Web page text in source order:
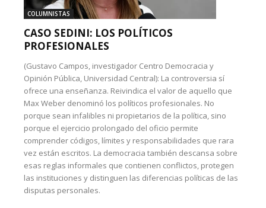
COLUMNISTAS
CASO SEDINI: LOS POLÍTICOS
PROFESIONALES
(Gustavo Campos, investigador Centro Democracia y
Opinión Pública, Universidad Central): La controversia sí
ofrece una enseñanza. Reivindica el valor de aquello que
Max Weber denominó los políticos profesionales. No
porque sean infalibles ni propietarios de la política, sino
porque el ejercicio prolongado del oficio permite
comprender códigos, límites y responsabilidades que rara
vez están escritos. La democracia también descansa sobre
esas reglas informales que contienen conflictos, protegen
las instituciones y distinguen las diferencias políticas de las
disputas personales.